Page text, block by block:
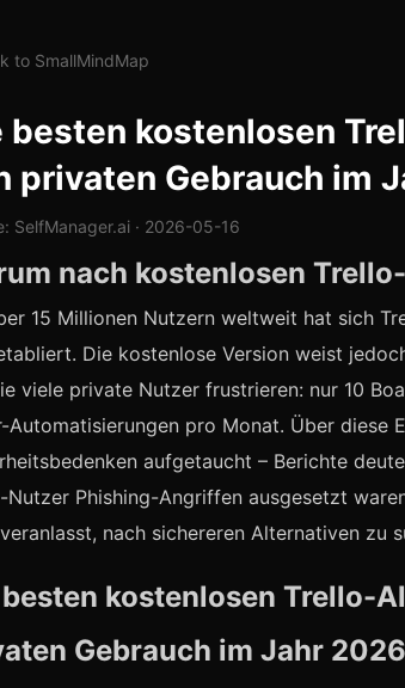
to SmallMindMap
besten kostenlosen
privaten Gebrauch im
SelfManager.ai · 2026-05-16
nach kostenlosen
15 Millionen Nutzern weltweit hat sich
Die kostenlose Version weist
viele private Nutzer frustrieren: nur 10
Automatisierungen pro Monat. Über diese
aufgetaucht – Berichte
Nutzer Phishing-Angriffen ausgesetzt
nach sichereren Alternativen zu
besten kostenlosen Trello-
Gebrauch im Jahr 2026